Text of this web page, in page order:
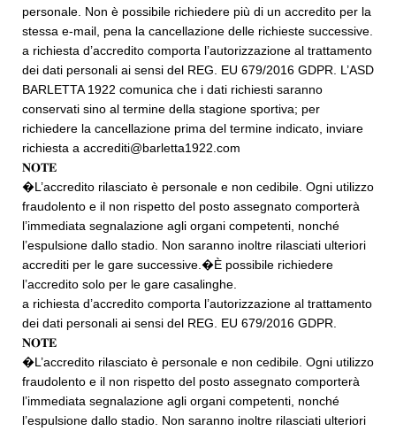
personale. Non è possibile richiedere più di un accredito per la
stessa e-mail, pena la cancellazione delle richieste successive.
a richiesta d’accredito comporta l’autorizzazione al trattamento
dei dati personali ai sensi del REG. EU 679/2016 GDPR. L’ASD
BARLETTA 1922 comunica che i dati richiesti saranno
conservati sino al termine della stagione sportiva; per
richiedere la cancellazione prima del termine indicato, inviare
richiesta a accrediti@barletta1922.com
𝐍𝐎𝐓𝐄
�L’accredito rilasciato è personale e non cedibile. Ogni utilizzo
fraudolento e il non rispetto del posto assegnato comporterà
l’immediata segnalazione agli organi competenti, nonché
l’espulsione dallo stadio. Non saranno inoltre rilasciati ulteriori
accrediti per le gare successive.�È possibile richiedere
l’accredito solo per le gare casalinghe.
a richiesta d’accredito comporta l’autorizzazione al trattamento
dei dati personali ai sensi del REG. EU 679/2016 GDPR.
𝐍𝐎𝐓𝐄
�L’accredito rilasciato è personale e non cedibile. Ogni utilizzo
fraudolento e il non rispetto del posto assegnato comporterà
l’immediata segnalazione agli organi competenti, nonché
l’espulsione dallo stadio. Non saranno inoltre rilasciati ulteriori